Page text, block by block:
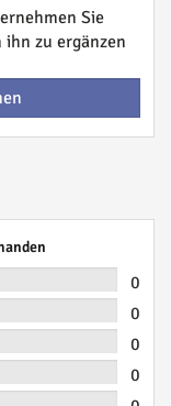
Sie
zu ergänzen
0
0
0
0